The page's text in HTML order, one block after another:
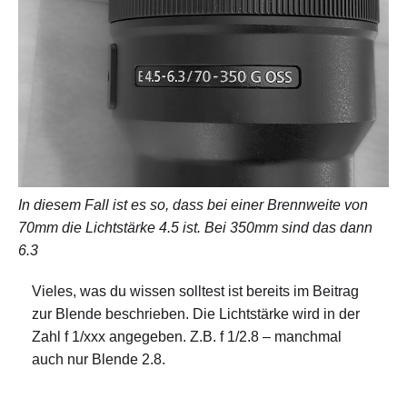
In diesem Fall ist es so, dass bei einer Brennweite von
70mm die Lichtstärke 4.5 ist. Bei 350mm sind das dann
6.3
Vieles, was du wissen solltest ist bereits im Beitrag
zur Blende beschrieben. Die Lichtstärke wird in der
Zahl f 1/xxx angegeben. Z.B. f 1/2.8 – manchmal
auch nur Blende 2.8.